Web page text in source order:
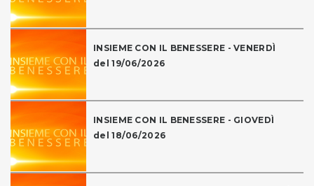
INSIEME CON IL BENESSERE - VENERDÌ
del 19/06/2026
INSIEME CON IL BENESSERE - GIOVEDÌ
del 18/06/2026